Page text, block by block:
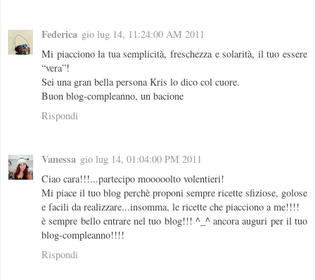
Federica gio lug 14, 11:24:00 AM 2011
Mi piacciono la tua semplicità, freschezza e solarità, il tuo essere
“vera”!
Sei una gran bella persona Kris lo dico col cuore.
Buon blog-compleanno, un bacione
Rispondi
Vanessa gio lug 14, 01:04:00 PM 2011
Ciao cara!!!...partecipo mooooolto volentieri!
Mi piace il tuo blog perchè proponi sempre ricette sfiziose, golose
e facili da realizzare...insomma, le ricette che piacciono a me!!!!
è sempre bello entrare nel tuo blog!!! ^_^ ancora auguri per il tuo
blog-compleanno!!!!
Rispondi